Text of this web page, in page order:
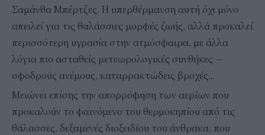
Σαμάνθα Μπέρτζες. Η υπερθέρμανση αυτή όχι μόνο
απειλεί για τις θαλάσσιες μορφές ζωής, αλλά προκαλεί
περισσότερη υγρασία στην ατμόσφαιρα, με άλλα
λόγια πιο ασταθείς μετεωρολογικές συνθήκες —
σφοδρούς ανέμους, καταρρακτώδεις βροχές...
Μειώνει επίσης την απορρόφηση των αερίων που
προκαλούν το φαινόμενο του θερμοκηπίου από τις
θάλασσες, δεξαμενές διοξειδίου του άνθρακα, που